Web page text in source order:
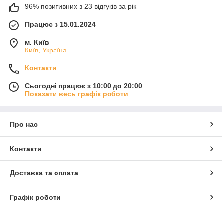
96% позитивних з 23 відгуків за рік
Працює з 15.01.2024
м. Київ
Київ, Україна
Контакти
Сьогодні працює з 10:00 до 20:00
Показати весь графік роботи
Про нас
Контакти
Доставка та оплата
Графік роботи